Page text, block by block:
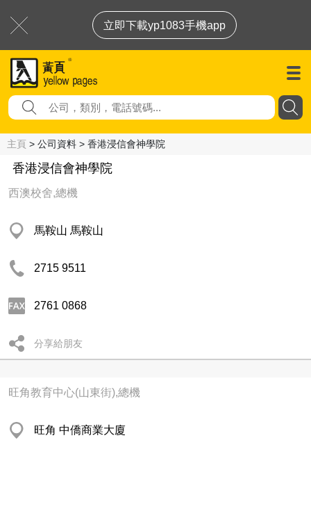
立即下載yp1083手機app
主頁 > 公司資料 > 香港浸信會神學院
香港浸信會神學院
西澳校舍,總機
馬鞍山 馬鞍山
2715 9511
2761 0868
分享給朋友
旺角教育中心(山東街),總機
旺角 中僑商業大廈